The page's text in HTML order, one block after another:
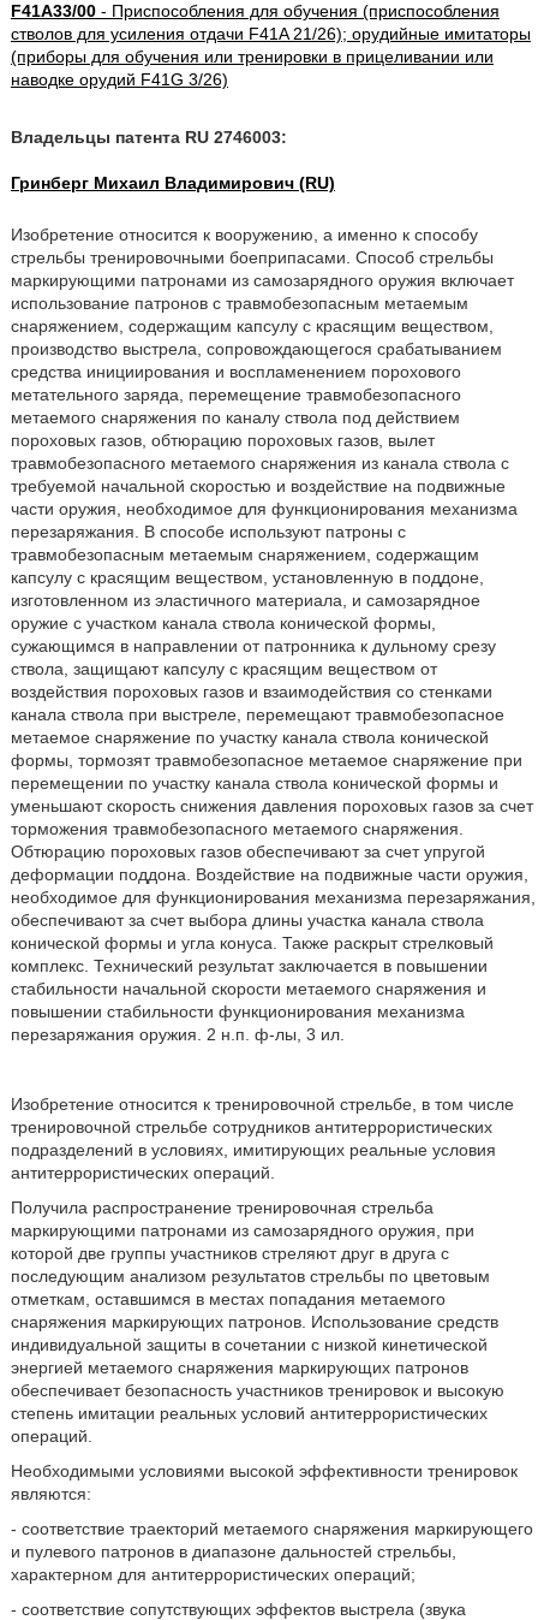
F41A33/00- Приспособления для обучения (приспособления
стволов для усиления отдачи F41A 21/26); орудийные имитаторы
(приборы для обучения или тренировки в прицеливании или
наводке орудий F41G 3/26)
Владельцы патента RU 2746003:
Гринберг Михаил Владимирович (RU)
Изобретение относится к вооружению, а именно к способу
стрельбы тренировочными боеприпасами. Способ стрельбы
маркирующими патронами из самозарядного оружия включает
использование патронов с травмобезопасным метаемым
снаряжением, содержащим капсулу с красящим веществом,
производство выстрела, сопровождающегося срабатыванием
средства инициирования и воспламенением порохового
метательного заряда, перемещение травмобезопасного
метаемого снаряжения по каналу ствола под действием
пороховых газов, обтюрацию пороховых газов, вылет
травмобезопасного метаемого снаряжения из канала ствола с
требуемой начальной скоростью и воздействие на подвижные
части оружия, необходимое для функционирования механизма
перезаряжания. В способе используют патроны с
травмобезопасным метаемым снаряжением, содержащим
капсулу с красящим веществом, установленную в поддоне,
изготовленном из эластичного материала, и самозарядное
оружие с участком канала ствола конической формы,
сужающимся в направлении от патронника к дульному срезу
ствола, защищают капсулу с красящим веществом от
воздействия пороховых газов и взаимодействия со стенками
канала ствола при выстреле, перемещают травмобезопасное
метаемое снаряжение по участку канала ствола конической
формы, тормозят травмобезопасное метаемое снаряжение при
перемещении по участку канала ствола конической формы и
уменьшают скорость снижения давления пороховых газов за счет
торможения травмобезопасного метаемого снаряжения.
Обтюрацию пороховых газов обеспечивают за счет упругой
деформации поддона. Воздействие на подвижные части оружия,
необходимое для функционирования механизма перезаряжания,
обеспечивают за счет выбора длины участка канала ствола
конической формы и угла конуса. Также раскрыт стрелковый
комплекс. Технический результат заключается в повышении
стабильности начальной скорости метаемого снаряжения и
повышении стабильности функционирования механизма
перезаряжания оружия. 2 н.п. ф-лы, 3 ил.
Изобретение относится к тренировочной стрельбе, в том числе
тренировочной стрельбе сотрудников антитеррористических
подразделений в условиях, имитирующих реальные условия
антитеррористических операций.
Получила распространение тренировочная стрельба
маркирующими патронами из самозарядного оружия, при
которой две группы участников стреляют друг в друга с
последующим анализом результатов стрельбы по цветовым
отметкам, оставшимся в местах попадания метаемого
снаряжения маркирующих патронов. Использование средств
индивидуальной защиты в сочетании с низкой кинетической
энергией метаемого снаряжения маркирующих патронов
обеспечивает безопасность участников тренировок и высокую
степень имитации реальных условий антитеррористических
операций.
Необходимыми условиями высокой эффективности тренировок
являются:
- соответствие траекторий метаемого снаряжения маркирующего
и пулевого патронов в диапазоне дальностей стрельбы,
характерном для антитеррористических операций;
- соответствие сопутствующих эффектов выстрела (звука